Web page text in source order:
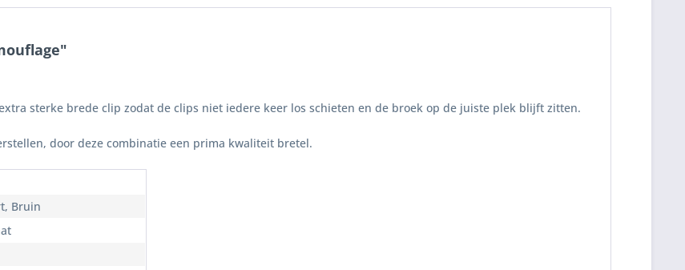
sterke brede clip zodat de clips niet iedere keer los schieten en de broek op de juiste plek blijft zitten.
door deze combinatie een prima kwaliteit bretel.
Bruin